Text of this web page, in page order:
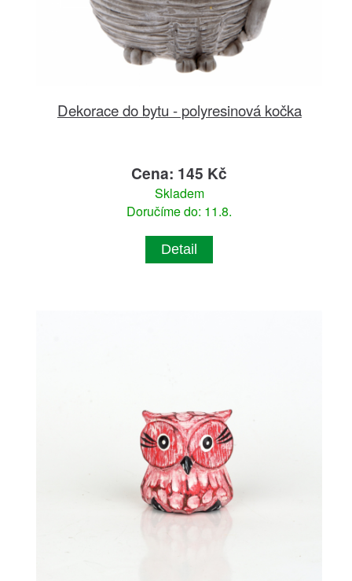
Dekorace do bytu - polyresinová kočka
Cena: 145 Kč
Skladem
Doručíme do: 11.8.
Detail